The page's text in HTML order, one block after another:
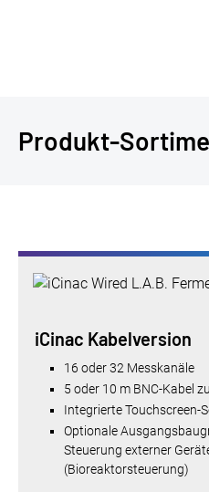
Produkt-
iCinac Kabelversion
16 oder 32 Messkanäle
5 oder 10 m BNC-Kabel
Integrierte Touchscreen-
Optionale
Steuerung externer
(Bioreaktorsteuerung)